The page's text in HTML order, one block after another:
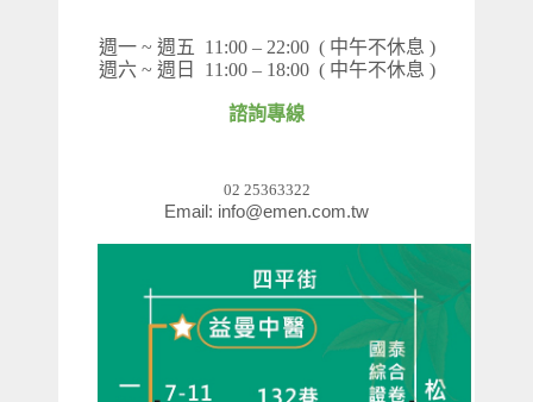
週一~ 週五 11:00 – 22:00 ( 中午不休息 )
週六 ~ 週日 11:00 – 18:00 ( 中午不休息 )
諮詢專線
02 25363322
Email: info@emen.com.tw